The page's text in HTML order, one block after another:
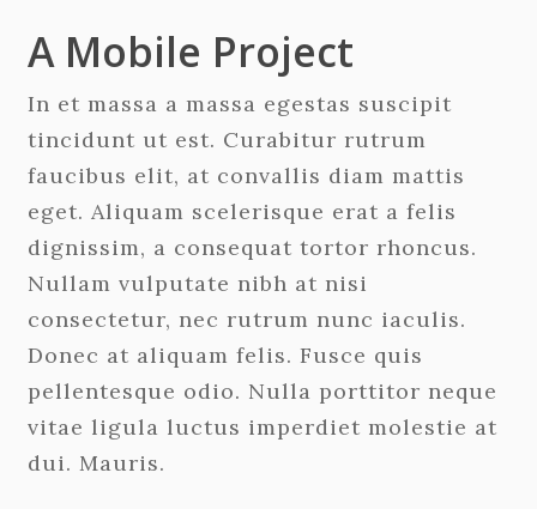
A Mobile Project
In et massa a massa egestas suscipit
tincidunt ut est. Curabitur rutrum
faucibus elit, at convallis diam mattis
eget. Aliquam scelerisque erat a felis
dignissim, a consequat tortor rhoncus.
Nullam vulputate nibh at nisi
consectetur, nec rutrum nunc iaculis.
Donec at aliquam felis. Fusce quis
pellentesque odio. Nulla porttitor neque
vitae ligula luctus imperdiet molestie at
dui. Mauris.